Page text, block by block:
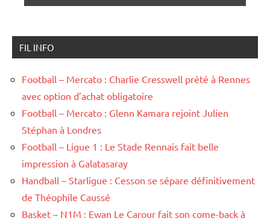
FIL INFO
Football – Mercato : Charlie Cresswell prêté à Rennes
avec option d’achat obligatoire
Football – Mercato : Glenn Kamara rejoint Julien
Stéphan à Londres
Football – Ligue 1 : Le Stade Rennais fait belle
impression à Galatasaray
Handball – Starligue : Cesson se sépare définitivement
de Théophile Caussé
Basket – N1M : Ewan Le Carour fait son come-back à